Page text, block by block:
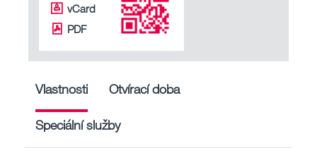
vCard
PDF
Vlastnosti Otvírací doba
Speciální služby